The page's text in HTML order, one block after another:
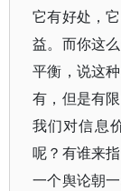
它有好处，
益。而你这
平衡，说这
有，但是有
我们对信息
呢？有谁来
一个舆论朝